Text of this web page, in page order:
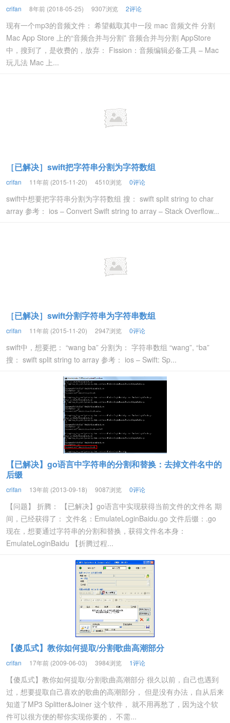
crifan 8年前 (2018-05-25) 9307浏览 2评论
现有一个mp3的音频文件： 希望截取其中一段 mac 音频文件 分割
Mac App Store 上的“音频合并与分割” 音频合并与分割 AppStore
中，搜到了，是收费的，放弃： Fission：音频编辑必备工具 – Mac
玩儿法 Mac 上...
［已解决］swift把字符串分割为字符数组
crifan 11年前 (2015-11-20) 4510浏览 0评论
swift中想要把字符串分割为字符数组 搜： swift split string to char
array 参考： ios – Convert Swift string to array – Stack Overflow...
［已解决］swift分割字符串为字符串数组
crifan 11年前 (2015-11-20) 2947浏览 0评论
swift中，想要把： “wang ba” 分割为： 字符串数组 “wang”, “ba”
搜： swift split string to array 参考： ios – Swift: Sp...
【已解决】go语言中字符串的分割和替换：去掉文件名中的
后缀
crifan 13年前 (2013-09-18) 9087浏览 0评论
【问题】 折腾： 【已解决】go语言中实现获得当前文件的文件名 期
间，已经获得了： 文件名：EmulateLoginBaidu.go 文件后缀：.go
现在，想要通过字符串的分割和替换，获得文件名本身：
EmulateLoginBaidu 【折腾过程...
【傻瓜式】教你如何提取/分割歌曲高潮部分
crifan 17年前 (2009-06-03) 3984浏览 1评论
【傻瓜式】教你如何提取/分割歌曲高潮部分 很久以前，自己也遇到
过，想要提取自己喜欢的歌曲的高潮部分， 但是没有办法，自从后来
知道了MP3 Splitter&Joiner 这个软件， 就不用再愁了，因为这个软
件可以很方便的帮你实现你要的， 不需...